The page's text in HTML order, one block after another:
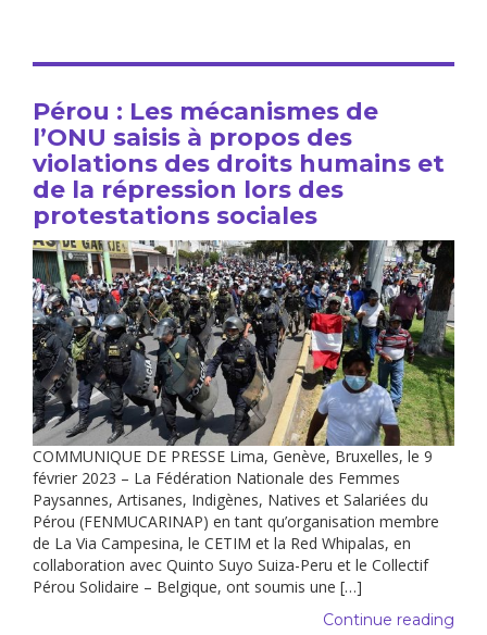
Pérou : Les mécanismes de
l’ONU saisis à propos des
violations des droits humains et
de la répression lors des
protestations sociales
COMMUNIQUE DE PRESSE Lima, Genève, Bruxelles, le 9
février 2023 – La Fédération Nationale des Femmes
Paysannes, Artisanes, Indigènes, Natives et Salariées du
Pérou (FENMUCARINAP) en tant qu’organisation membre
de La Via Campesina, le CETIM et la Red Whipalas, en
collaboration avec Quinto Suyo Suiza-Peru et le Collectif
Pérou Solidaire – Belgique, ont soumis une […]
Continue reading